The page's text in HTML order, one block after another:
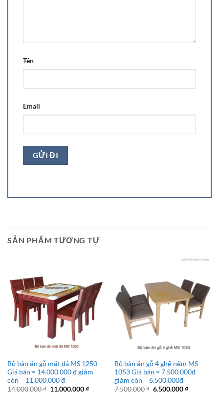
Tên
Email
SẢN PHẨM TƯƠNG TỰ
Bộ bàn ăn gỗ mặt đá MS 1250
Giá bán = 14.000.000 đ giảm
còn = 11.000.000 đ
14.000.000₫ Giá
11.000.000₫Giá
Bộ bàn ăn gỗ 4 ghế nệm MS
1053 Giá bán = 7.500.000đ
giảm còn = 6.500.000đ
7.500.000₫ Giá
6.500.000₫Giá